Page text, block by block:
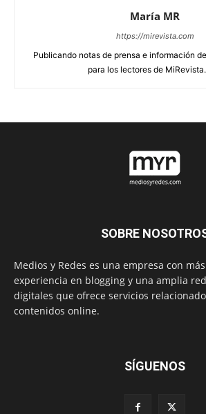
María MR
https://mirevista.com
Publicando notas de prensa e información
para los lectores de
SOBRE
Medios y Redes es una empresa con
experiencia en blogging y una amplia
digitales que ofrece servicios
contenidos online.
SÍGUENOS